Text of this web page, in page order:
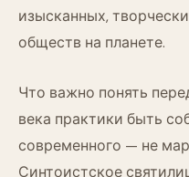
изысканных,
обществ на планете.
Что важно понять
века практики быть
современного — не
Синтоистское